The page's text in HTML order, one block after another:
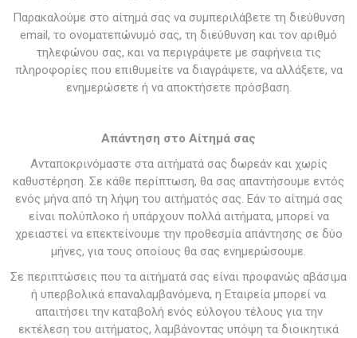
Παρακαλούμε στο αίτημά σας να συμπεριλάβετε τη διεύθυνση
email, το ονοματεπώνυμό σας, τη διεύθυνση και τον αριθμό
τηλεφώνου σας, και να περιγράψετε με σαφήνεια τις
πληροφορίες που επιθυμείτε να διαγράψετε, να αλλάξετε, να
ενημερώσετε ή να αποκτήσετε πρόσβαση.
Απάντηση στο Αίτημά σας
Ανταποκρινόμαστε στα αιτήματά σας δωρεάν και χωρίς
καθυστέρηση. Σε κάθε περίπτωση, θα σας απαντήσουμε εντός
ενός μήνα από τη λήψη του αιτήματός σας. Εάν το αίτημά σας
είναι πολύπλοκο ή υπάρχουν πολλά αιτήματα, μπορεί να
χρειαστεί να επεκτείνουμε την προθεσμία απάντησης σε δύο
μήνες, για τους οποίους θα σας ενημερώσουμε.
Σε περιπτώσεις που τα αιτήματά σας είναι προφανώς αβάσιμα
ή υπερβολικά επαναλαμβανόμενα, η Εταιρεία μπορεί να
απαιτήσει την καταβολή ενός εύλογου τέλους για την
εκτέλεση του αιτήματος, λαμβάνοντας υπόψη τα διοικητικά